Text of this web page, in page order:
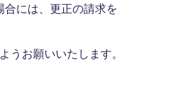
には、更正の請求を
お願いいたします。